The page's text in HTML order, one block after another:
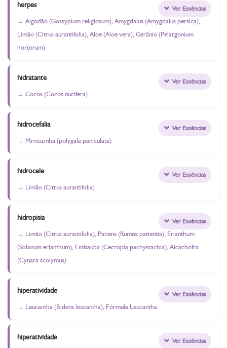
herpes
Algodão (Gossypium religiosum), Amygdalus (Amygdalus persica),
Limão (Citrus aurantifolia), Aloe (Aloe vera), Gerânio (Pelargonium
hortorum)
Ver Essências
hidratante
Cocos (Cocos nucifera)
Ver Essências
hidrocefalia
Mimozinha (polygala paniculata)
Ver Essências
hidrocele
Limão (Citrus aurantifolia)
Ver Essências
hidropisia
Limão (Citrus aurantifolia), Patiens (Rumex patientia), Erianthum
(Solanum erianthum), Embaúba (Cecropia pachystachia), Alcachofra
(Cynara scolymus)
Ver Essências
hiperatividade
Leucantha (Bidens leucantha), Fórmula Leucantha
Ver Essências
hiperatividade Ver Essências